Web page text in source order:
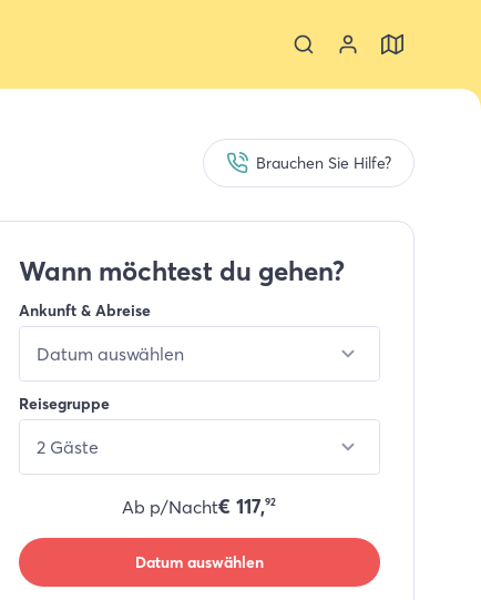
Brauchen Sie Hilfe?
Wann möchtest du gehen?
Ankunft & Abreise
Datum auswählen
Reisegruppe
2 Gäste
Ab p/Nacht€117,92
Datum auswählen